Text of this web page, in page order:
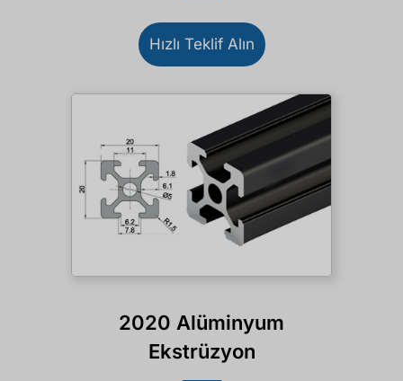
Hızlı Teklif Alın
2020 Alüminyum
Ekstrüzyon